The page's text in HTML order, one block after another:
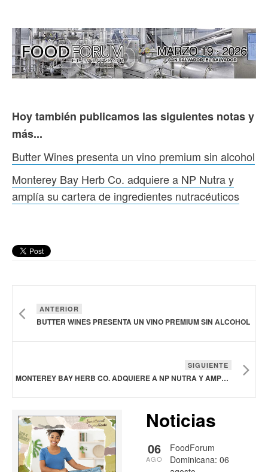
Hoy también publicamos las siguientes notas y
más...
Butter Wines presenta un vino premium sin alcohol
Monterey Bay Herb Co. adquiere a NP Nutra y
amplía su cartera de ingredientes nutracéuticos
ANTERIOR
BUTTER WINES PRESENTA UN VINO PREMIUM SIN ALCOHOL
SIGUIENTE
MONTEREY BAY HERB CO. ADQUIERE A NP NUTRA Y AMPLÍA SU CARTERA DE INGREDIENTES NUTRACÉUTICOS
Noticias
FoodForum
Dominicana: 06
06
AGO